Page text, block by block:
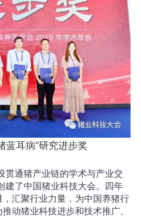
蓝耳病”研究进步奖
贯通猪产业链的学术与产业交
建了中国猪业科技大会。四年
汇聚行业力量，为中国养猪行
动猪业科技进步和技术推广、